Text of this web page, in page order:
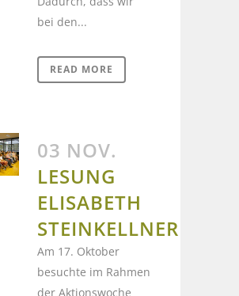
bei den...
READ MORE
03 NOV.
LESUNG
ELISABETH
STEINKELLNER
Am 17. Oktober
besuchte im Rahmen
der Aktionswoche